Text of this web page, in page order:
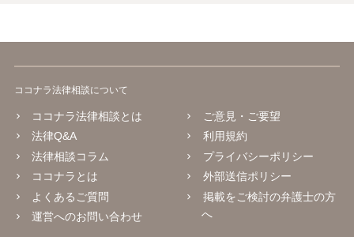
ココナラ法律相談について
ココナラ法律相談とは
法律Q&A
法律相談コラム
ココナラとは
よくあるご質問
運営へのお問い合わせ
ご意見・ご要望
利用規約
プライバシーポリシー
外部送信ポリシー
掲載をご検討の弁護士の方
へ